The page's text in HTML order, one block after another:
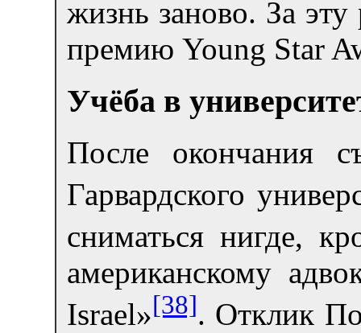
жизнь заново. За
премию Young Star
Учёба в
После окончания
Гарвардского
сниматься нигде,
американскому
Israel»[38]. Отклик